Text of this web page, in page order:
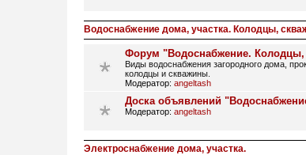
Водоснабжение дома, участка. Колодцы,
Форум "Водоснабжение.
Виды водоснабжения загородного дома,
колодцы и скважины.
Модератор: angeltash
Доска объявлений
Модератор: angeltash
Электроснабжение дома, участка.